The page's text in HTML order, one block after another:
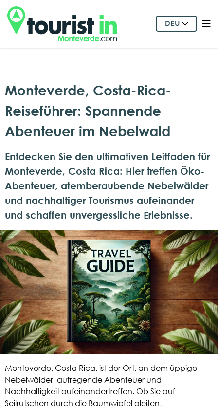
DEU
Monteverde, Costa-Rica-
Reiseführer: Spannende
Abenteuer im Nebelwald
Entdecken Sie den ultimativen Leitfaden für
Monteverde, Costa Rica: Hier treffen Öko-
Abenteuer, atemberaubende Nebelwälder
und nachhaltiger Tourismus aufeinander
und schaffen unvergessliche Erlebnisse.
Monteverde, Costa Rica, ist der Ort, an dem üppige
Nebelwälder, aufregende Abenteuer und
Nachhaltigkeit aufeinandertreffen. Ob Sie auf
Seilrutschen durch die Baumwipfel gleiten,